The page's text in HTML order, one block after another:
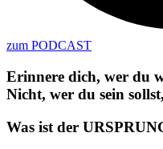
zum PODCAST
Erinnere dich, wer du
Nicht, wer du sein
Was ist der